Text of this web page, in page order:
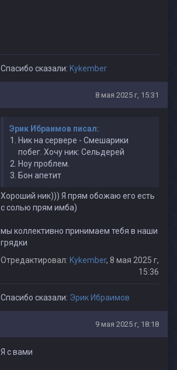
Спасибо сказали: Kykember
8 мая 2025 г, 15:31
Эрик Ибраимов писал:
Ник на сервере - Смешарики
побег. Хочу ник: Сельдерей
Ноу проблем.
Бон апетит
Хороший ник))) Я прям обожаю его есть
с солью прям имба)
мы коллективно принимаем тебя в наши
грядки
Отредактировал: Kykember, 8 мая 2025 г,
15:36
Спасибо сказали: Эрик Ибраимов
9 мая 2025 г, 18:18
Я с вами